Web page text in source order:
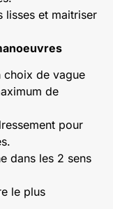
lisses et maitriser
choix de vague
de
pour
dans les 2 sens
le plus